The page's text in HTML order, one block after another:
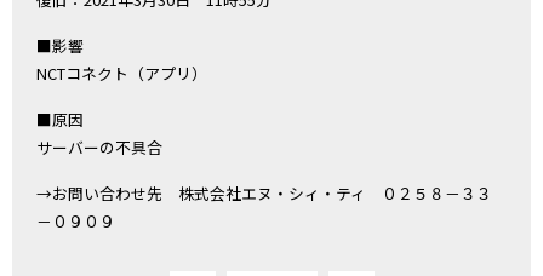
■影響
NCTコネクト（アプリ）
■原因
サーバーの不具合
→お問い合わせ先 株式会社エヌ・シィ・ティ ０２５８－３３
－０９０９